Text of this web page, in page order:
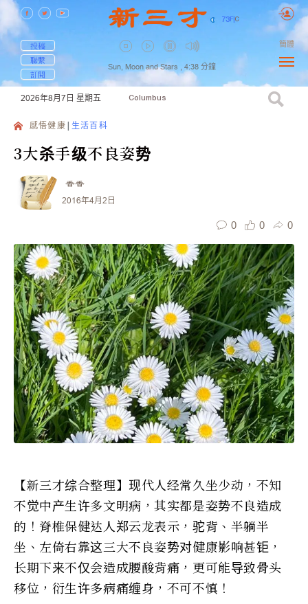
73F| C
投稿
聯繫
訂閱
Sun, Moon and Stars , 4:38 分鐘
簡體
2026年8月7日 星期五 Columbus
感悟健康 生活百科
3大杀手级不良姿势
香香
2016年4月2日
0 0 0
【新三才综合整理】现代人经常久坐少动，不知
不觉中产生许多文明病，其实都是姿势不良造成
的！脊椎保健达人郑云龙表示，驼背、半躺半
坐、左倚右靠这三大不良姿势对健康影响甚钜，
长期下来不仅会造成腰酸背痛，更可能导致骨头
移位，衍生许多病痛缠身，不可不慎！